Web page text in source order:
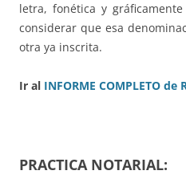
letra, fonética y
considerar que esa
otra ya inscrita.
Ir al INFORME COMPLETO de
PRACTICA NOTARIAL: